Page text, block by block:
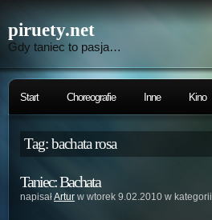
piruety.net
Gdy taniec to pasja…
Start Choreografie Inne Kino
Tag: bachata rosa
Taniec: Bachata
napisałArtur w wtorek 9.02.2010 w kategorii